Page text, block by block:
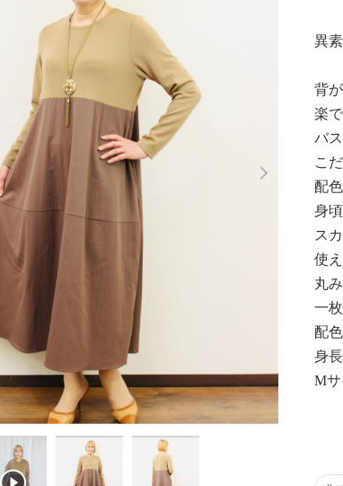
異
背
楽
バ
こ
配
身
ス
使
丸
一
配
身
Mサ